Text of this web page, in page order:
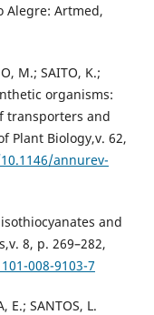
Alegre: Artmed,
M.; SAITO, K.;
organisms:
transporters and
Plant Biology,v. 62,
annurev-
and
8, p. 269–282,
008-9103-7
E.; SANTOS, L.